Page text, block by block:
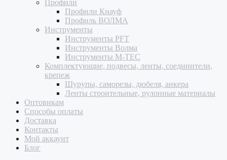
Профили
Профили Кнауф
Профиль ВОЛМА
Инструменты
Инструменты PFT
Инструменты Волма
Инструменты M-TEC
Комплектующие, подвесы, ленты, соединители,
крепеж
Шурупы, саморезы, дюбеля, анкера
Ленты строительные, рулонные материалы
Оптовикам
Способы оплаты
Доставка
Контакты
Мой аккаунт
Блог